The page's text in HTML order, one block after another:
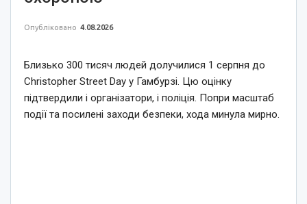
Опубліковано 4.08.2026
Близько 300 тисяч людей долучилися 1 серпня до
Christopher Street Day у Гамбурзі. Цю оцінку
підтвердили і організатори, і поліція. Попри масштаб
події та посилені заходи безпеки, хода минула мирно.